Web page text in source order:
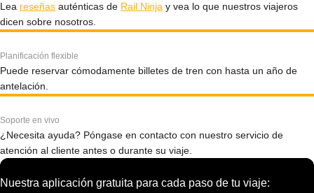
Lea reseñas auténticas de Rail Ninja y vea lo que nuestros viajeros
dicen sobre nosotros.
Planificación flexible
Puede reservar cómodamente billetes de tren con hasta un año de
antelación.
Soporte en vivo
¿Necesita ayuda? Póngase en contacto con nuestro servicio de
atención al cliente antes o durante su viaje.
Nuestra aplicación gratuita para cada paso de tu viaje: